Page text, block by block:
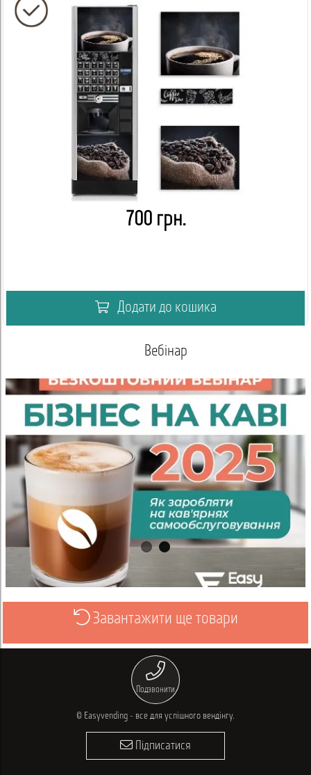
700 грн.
Додати до кошика
Вебінар
Переглянути
Завантажити ще товари
Подзвонити
© Easyvending - все для успішного вендінгу.
Підписатися